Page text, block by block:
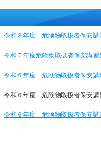
令和８年度 危険物取扱者保安講
令和７年度危険物取扱者保安講習
令和６年度 危険物取扱者保安講
令和６年度 危険物取扱者保安講
令和６年度 危険物取扱者保安講